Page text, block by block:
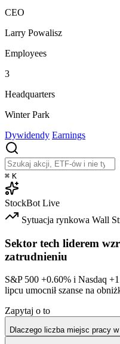
CEO
Larry Powalisz
Employees
3
Headquarters
Winter Park
Dywidendy Earnings
⌘ K
StockBot Live
Sytuacja rynkowa Wall
Sektor tech liderem
zatrudnieniu
S&P 500 +0.60% i Nasdaq
lipcu umocnił szanse na
Zapytaj o to
Dlaczego liczba miejsc pracy